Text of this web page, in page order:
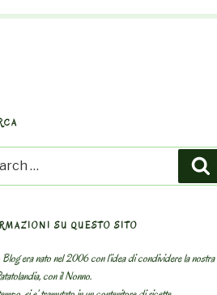
SU QUESTO SITO
Blog era nato nel 2006 con l’idea di condividere la nostra
con il Nonno.